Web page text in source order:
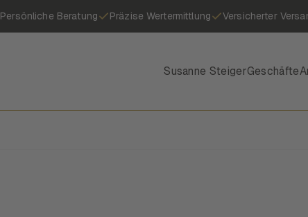
Persönliche Beratung Präzise Wertermittlung Versicherter
Susanne SteigerGeschäfte